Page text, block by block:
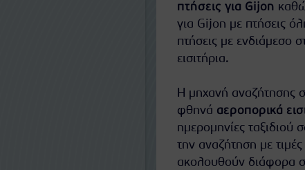
πτήσεις για Gijon
για Gijon με πτήσεις
πτήσεις με ενδιάμεσο
εισιτήρια.
Η μηχανή αναζήτησης
φθηνά αεροπορικά
ημερομηνίες ταξιδιού
την αναζήτηση με
ακολουθούν διάφορα